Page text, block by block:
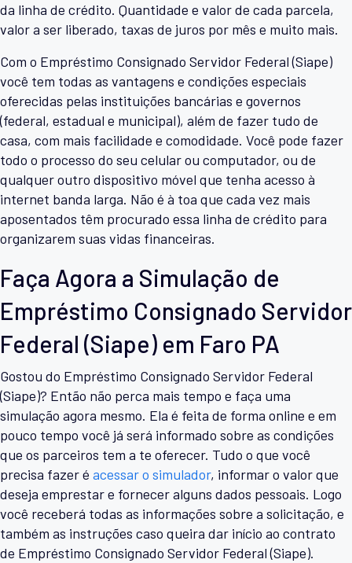
da linha de crédito. Quantidade e valor de cada parcela,
valor a ser liberado, taxas de juros por mês e muito mais.
Com o Empréstimo Consignado Servidor Federal (Siape)
você tem todas as vantagens e condições especiais
oferecidas pelas instituições bancárias e governos
(federal, estadual e municipal), além de fazer tudo de
casa, com mais facilidade e comodidade. Você pode fazer
todo o processo do seu celular ou computador, ou de
qualquer outro dispositivo móvel que tenha acesso à
internet banda larga. Não é à toa que cada vez mais
aposentados têm procurado essa linha de crédito para
organizarem suas vidas financeiras.
Faça Agora a Simulação de
Empréstimo Consignado Servidor
Federal (Siape) em Faro PA
Gostou do Empréstimo Consignado Servidor Federal
(Siape)? Então não perca mais tempo e faça uma
simulação agora mesmo. Ela é feita de forma online e em
pouco tempo você já será informado sobre as condições
que os parceiros tem a te oferecer. Tudo o que você
precisa fazer é acessar o simulador, informar o valor que
deseja emprestar e fornecer alguns dados pessoais. Logo
você receberá todas as informações sobre a solicitação, e
também as instruções caso queira dar início ao contrato
de Empréstimo Consignado Servidor Federal (Siape).